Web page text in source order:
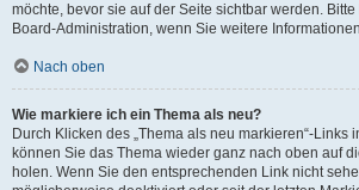
möchte, bevor sie auf der Seite sichtbar werden.
Board-Administration, wenn Sie weitere
Nach oben
Wie markiere ich ein Thema als neu?
Durch Klicken des „Thema als neu markieren“-Links
können Sie das Thema wieder ganz nach oben auf
holen. Wenn Sie den entsprechenden Link nicht